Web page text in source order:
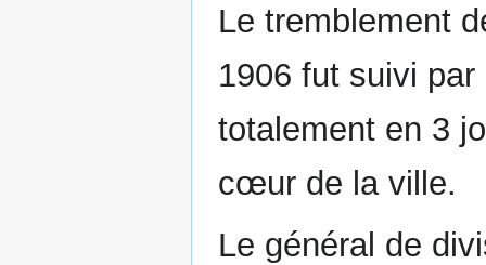
Le tremblement
1906 fut suivi
totalement en 3
cœur de la ville.
Le général de